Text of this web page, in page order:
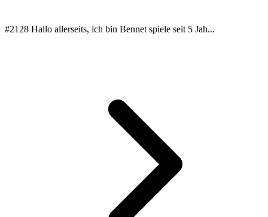
#2128 Hallo allerseits, ich bin Bennet spiele seit 5 Jah...